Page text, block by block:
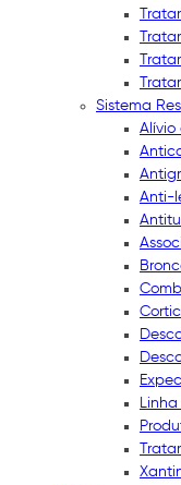
Sistema
Alívio
Anti-